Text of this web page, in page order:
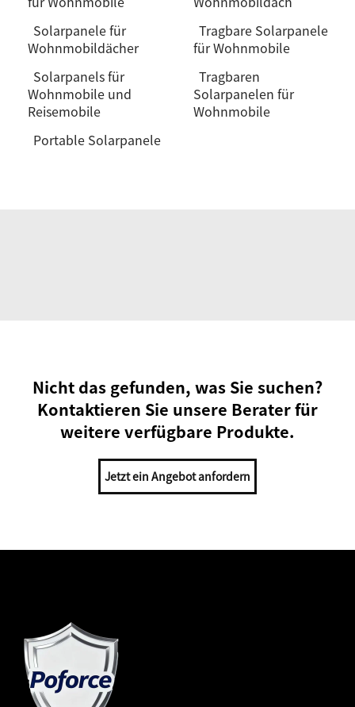
Solarpanele für
Wohnmobildächer
Tragbare Solarpanele
für Wohnmobile
Solarpanels für
Wohnmobile und
Reisemobile
Tragbaren
Solarpanelen für
Wohnmobile
Portable Solarpanele
Nicht das gefunden, was Sie suchen?
Kontaktieren Sie unsere Berater für
weitere verfügbare Produkte.
Jetzt ein Angebot anfordern